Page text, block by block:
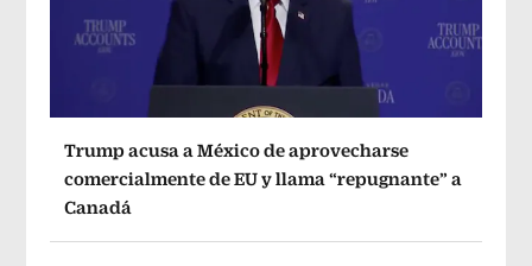
Trump acusa a México de aprovecharse
comercialmente de EU y llama “repugnante” a
Canadá